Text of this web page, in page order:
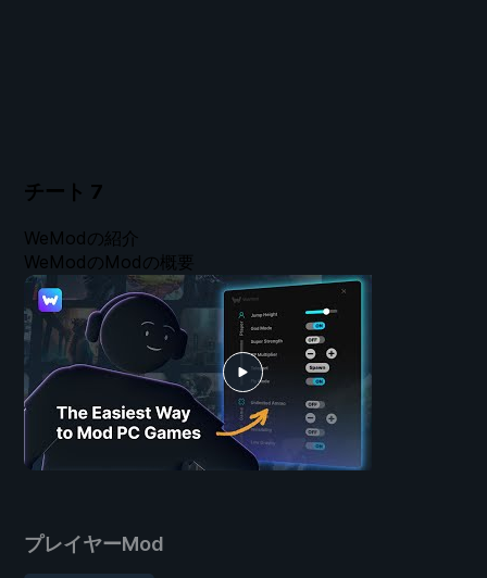
チート 7
プレイヤーMod
WeModの紹介
WeModのModの概要